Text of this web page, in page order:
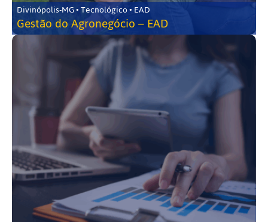
Divinópolis-MG • Tecnológico • EAD
Gestão do Agronegócio – EAD